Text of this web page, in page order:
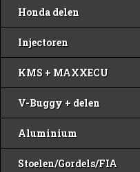
Honda delen
Injectoren
KMS + MAXXECU
V-Buggy + delen
Aluminium
Stoelen/Gordels/FIA